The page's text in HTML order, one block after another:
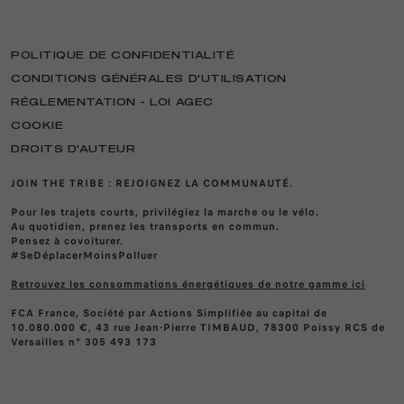
DÉCOUVREZ NOS OFFRES
TÉLÉCHARGEZ UNE BROCHURE
ESTIMEZ VOTRE REPRISE
ACHETEZ EN LIGNE
PROFESSIONNELS
FLEET & BUSINESS
TROUVEZ UN BUSINESS CENTER
OFFRES BUSINESS
LOCATION LONGUE DUREE
ENTRETIEN DES VÉHICULES DE 3 ANS
ET PLUS
OFFRES DU MOMENT
RDV ATELIER
RECYCLAGE DE VOTRE VÉHICULE
VIDEOCHECK
N° DE TEL ASSISTANCE VÉHICULE EN
PANNE
MERCHANDISING
ÉCHANGEZ AVEC UN AMBASSADEUR
DEVENIR AMBASSADEUR
RECRUTEMENT
BERLINES
POLITIQUE DE CONFIDENTIALITÉ
CONDITIONS GÉNÉRALES D'UTILISATION
RÉGLEMENTATION - LOI AGEC
COOKIE
DROITS D'AUTEUR
JOIN THE TRIBE : REJOIGNEZ LA COMMUNAUTÉ.
Pour les trajets courts, privilégiez la marche ou le vélo.
Au quotidien, prenez les transports en commun.
Pensez à covoiturer.
#SeDéplacerMoinsPolluer
Retrouvez les consommations énergétiques de notre gamme ici
FCA France, Société par Actions Simplifiée au capital de
10.080.000 €, 43 rue Jean-Pierre TIMBAUD, 78300 Poissy RCS de
Versailles n° 305 493 173